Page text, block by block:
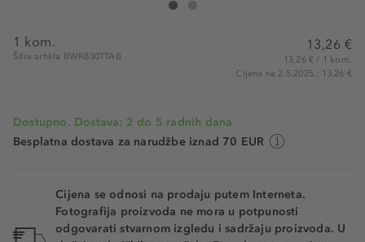
Wet Brush Original Detangler Terrain Textures
1 kom.
Šifra artikla BWR830TTAB
13,26 €
13,26 € / 1 kom.
Cijena na 2.5.2025.: 13,26 €
Dostupno. Dostava: 2 do 5 radnih dana
Besplatna dostava za narudžbe iznad 70 EUR
Cijena se odnosi na prodaju putem Interneta.
Fotografija proizvoda ne mora u potpunosti
odgovarati stvarnom izgledu i sadržaju proizvoda. U